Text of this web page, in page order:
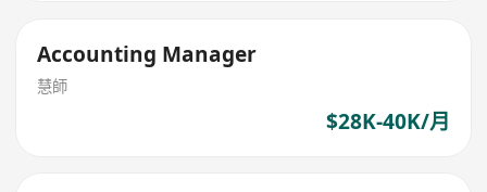
Accounting Manager
慧師
$28K-40K/月